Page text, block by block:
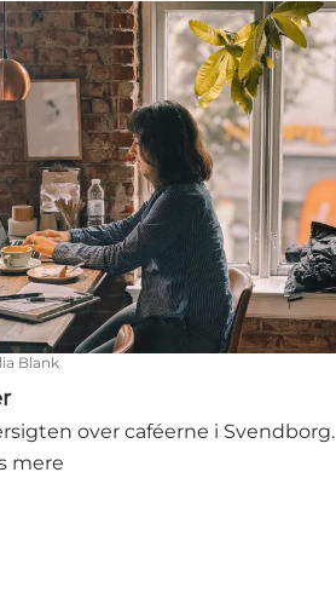
Blank
over caféerne i Svendborg.
mere